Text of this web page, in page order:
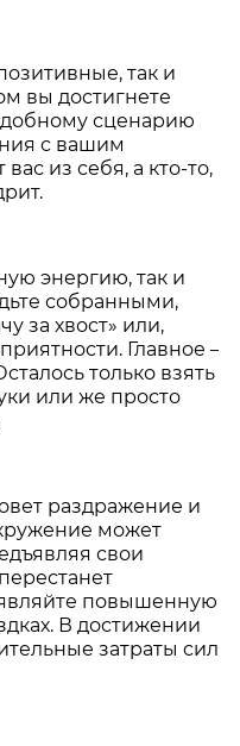
так и
вы достигнете
сценарию
с вашим
из себя, а кто-то,
энергию, так и
собранными,
за хвост» или,
Главное–
только взять
или же просто
раздражение и
может
свои
повышенную
В достижении
затраты сил